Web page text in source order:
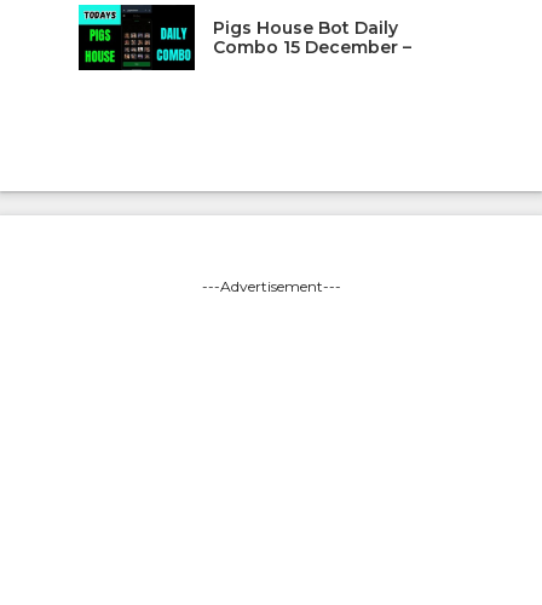
Pigs House Bot Daily
Combo 15 December –
---Advertisement---